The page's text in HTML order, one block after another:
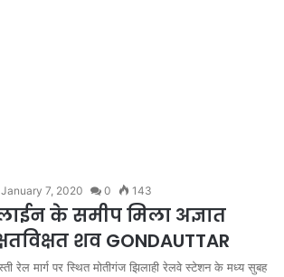
January 7, 2020 0 143
के समीप मिला अज्ञात
शव GONDAUTTAR
रेल मार्ग पर स्थित मोतीगंज झिलाही रेलवे स्टेशन के मध्य सुबह